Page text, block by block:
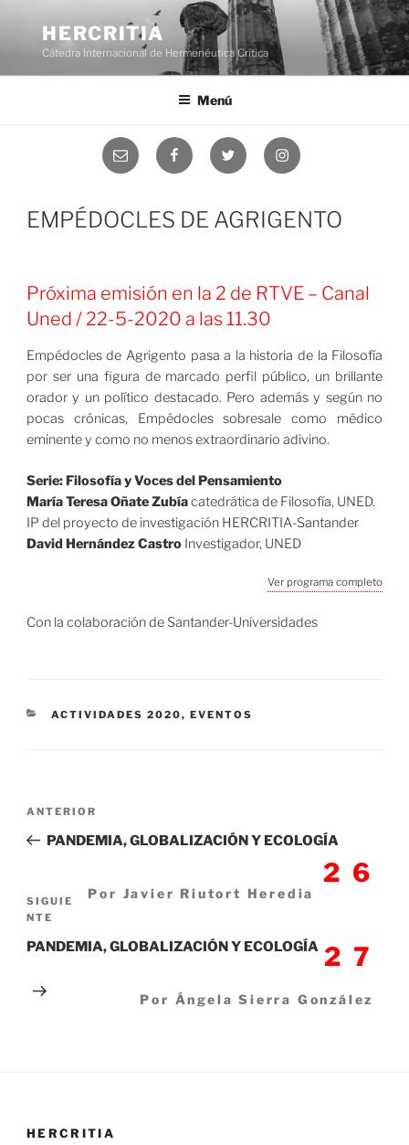
contenido
HERCRITIA
Cátedra Internacional de Hermenéutica Crítica
Menú
EMPÉDOCLES DE AGRIGENTO
Próxima emisión en la 2 de RTVE – Canal
Uned / 22-5-2020 a las 11.30
Empédocles de Agrigento pasa a la historia de la Filosofía
por ser una figura de marcado perfil público, un brillante
orador y un político destacado. Pero además y según no
pocas crónicas, Empédocles sobresale como médico
eminente y como no menos extraordinario adivino.
Serie: Filosofía y Voces del Pensamiento
María Teresa Oñate Zubíacatedrática de Filosofía, UNED.
IP del proyecto de investigación HERCRITIA-Santander
David Hernández CastroInvestigador, UNED
Ver programa completo
Con la colaboración de Santander-Universidades
CATEGORÍAS
ACTIVIDADES 2020,EVENTOS
Navegación
entradas
Entrada
anterior:
ANTERIOR
PANDEMIA, GLOBALIZACIÓN Y ECOLOGÍA
26
Por Javier Riutort Heredia
Siguiente
entrada
SIGUIE
NTE
PANDEMIA, GLOBALIZACIÓN Y ECOLOGÍA 27
Por Ángela Sierra González
HERCRITIA
Correo
electrónico
FacebookTwitter Instagram